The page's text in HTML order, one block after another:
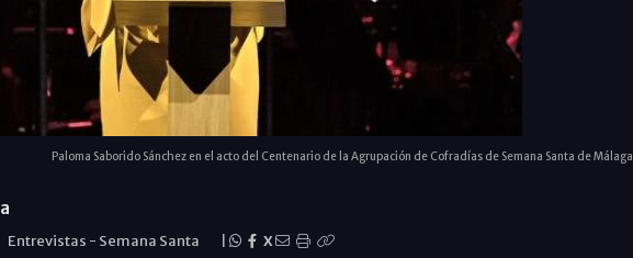
Paloma Saborido Sánchez en el acto del Centenario de la Agrupación de Cofradías de Semana Santa de Málaga
Entrevistas - Semana Santa X